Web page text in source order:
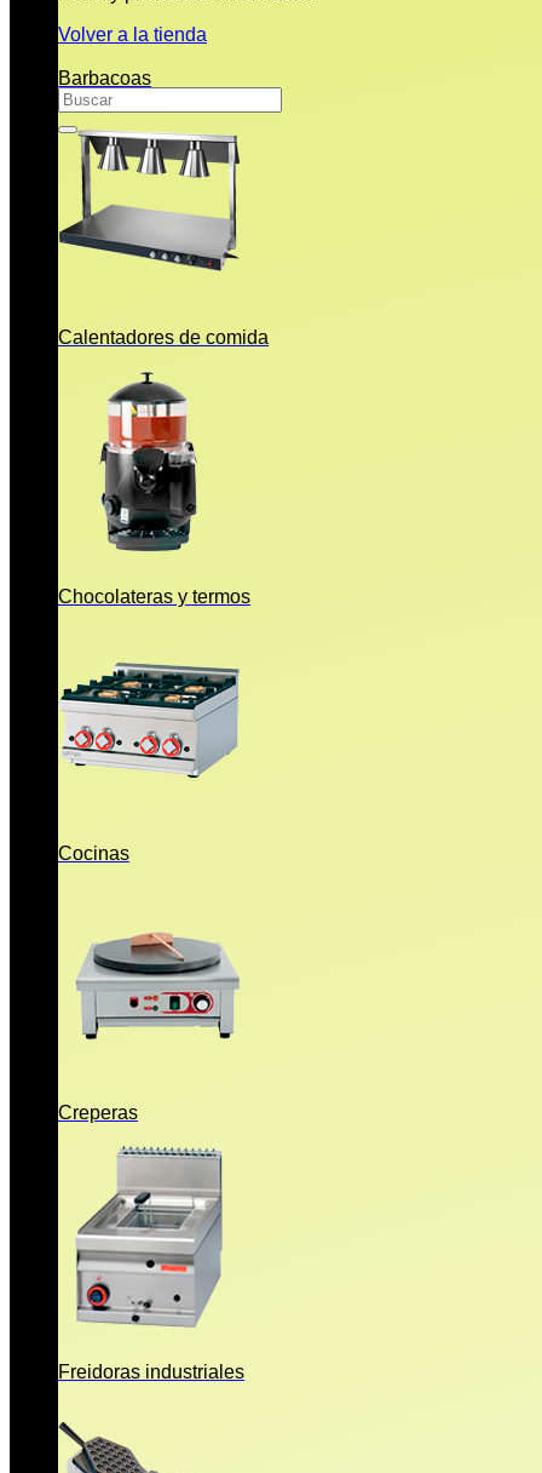
Volver a la tienda
Buscar
por:
Barbacoas
Calentadores de comida
Chocolateras y termos
Cocinas
Creperas
Freidoras industriales